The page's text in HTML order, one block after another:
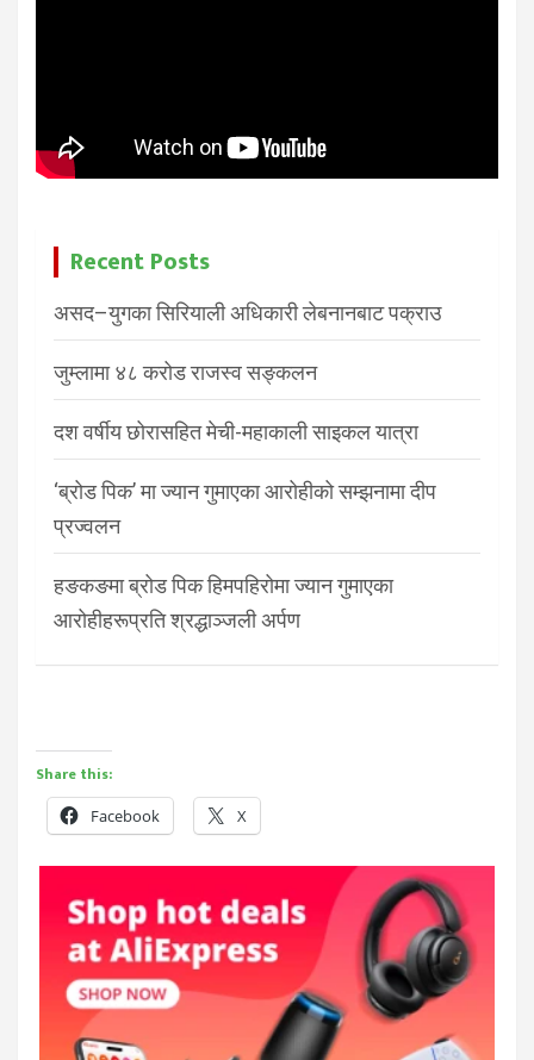
Recent Posts
असद–युगका सिरियाली अधिकारी लेबनानबाट पक्राउ
जुम्लामा ४८ करोड राजस्व सङ्कलन
दश वर्षीय छोरासहित मेची-महाकाली साइकल यात्रा
‘ब्रोड पिक’ मा ज्यान गुमाएका आरोहीको सम्झनामा दीप
प्रज्वलन
हङकङमा ब्रोड पिक हिमपहिरोमा ज्यान गुमाएका
आरोहीहरूप्रति श्रद्धाञ्जली अर्पण
Share this:
Facebook X